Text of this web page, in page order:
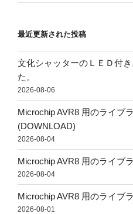
最近更新された投稿
文化シャッターのＬＥＤ付
た。
2026-08-06
Microchip AVR8 用のライブ
(DOWNLOAD)
2026-08-04
Microchip AVR8 用のライブ
2026-08-04
Microchip AVR8 用のライブ
2026-08-01